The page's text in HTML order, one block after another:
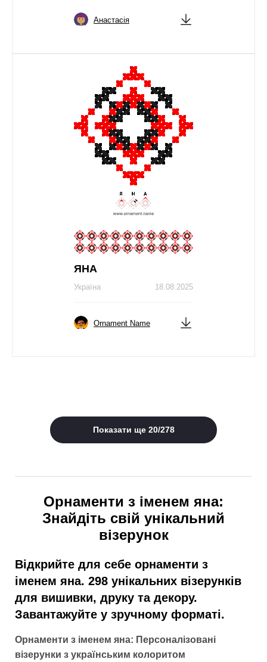
Анастасія
ЯНА
18.08.2025
Україна
Ornament Name
Показати ще 20/278
Орнаменти з іменем яна:
Знайдіть свій унікальний
візерунок
Відкрийте для себе орнаменти з
іменем яна. 298 унікальних візерунків
для вишивки, друку та декору.
Завантажуйте у зручному форматі.
Орнаменти з іменем яна: Персоналізовані
візерунки з українським колоритом